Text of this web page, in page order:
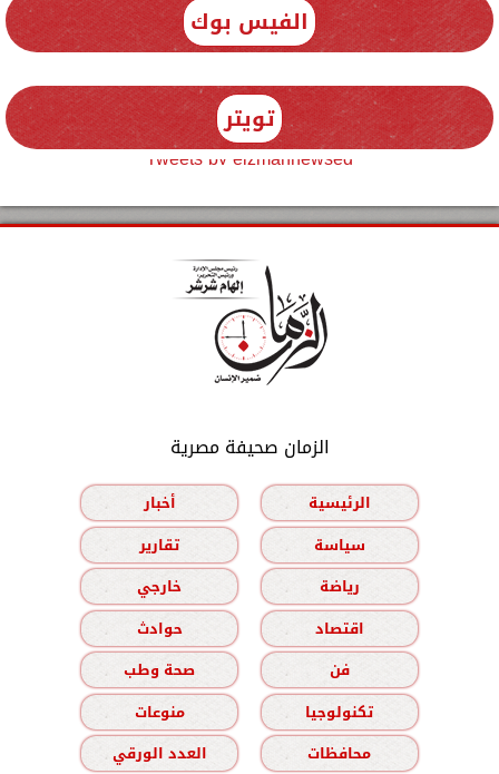
الفيس بوك
تويتر
Tweets by elzmannewseg
الزمان صحيفة مصرية
الرئيسية
أخبار
سياسة
تقارير
رياضة
خارجي
اقتصاد
حوادث
فن
صحة وطب
تكنولوجيا
منوعات
محافظات
العدد الورقي